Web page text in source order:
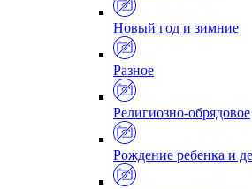
Новый год и зимние
Разное
Религиозно-обрядовое
Рождение ребенка и